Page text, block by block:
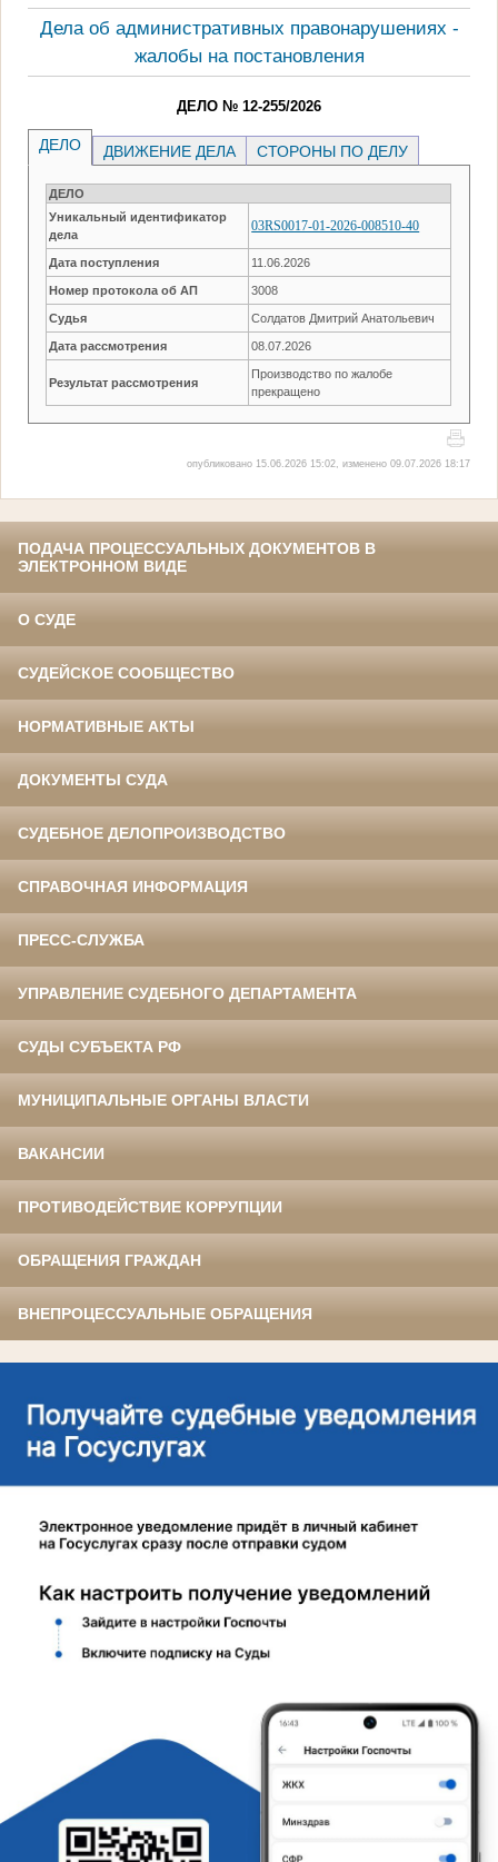
Дела об административных правонарушениях -
жалобы на постановления
ДЕЛО № 12-255/2026
ДЕЛО ДВИЖЕНИЕ ДЕЛА СТОРОНЫ ПО ДЕЛУ
ДЕЛО
Уникальный идентификатор
дела
03RS0017-01-2026-008510-40
Дата поступления 11.06.2026
Номер протокола об АП 3008
Судья Солдатов Дмитрий Анатольевич
Дата рассмотрения 08.07.2026
Результат рассмотрения
Производство по жалобе
прекращено
опубликовано 15.06.2026 15:02, изменено 09.07.2026 18:17
ПОДАЧА ПРОЦЕССУАЛЬНЫХ ДОКУМЕНТОВ В
ЭЛЕКТРОННОМ ВИДЕ
О СУДЕ
СУДЕЙСКОЕ СООБЩЕСТВО
НОРМАТИВНЫЕ АКТЫ
ДОКУМЕНТЫ СУДА
СУДЕБНОЕ ДЕЛОПРОИЗВОДСТВО
СПРАВОЧНАЯ ИНФОРМАЦИЯ
ПРЕСС-СЛУЖБА
УПРАВЛЕНИЕ СУДЕБНОГО ДЕПАРТАМЕНТА
СУДЫ СУБЪЕКТА РФ
МУНИЦИПАЛЬНЫЕ ОРГАНЫ ВЛАСТИ
ВАКАНСИИ
ПРОТИВОДЕЙСТВИЕ КОРРУПЦИИ
ОБРАЩЕНИЯ ГРАЖДАН
ВНЕПРОЦЕССУАЛЬНЫЕ ОБРАЩЕНИЯ